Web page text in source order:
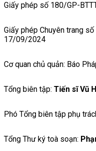
Giấy phép số 180/GP-
Giấy phép Chuyên trang
17/09/2024
Cơ quan chủ quản: Báo
Tổng biên tập: Tiến sĩ Vũ
Phó Tổng biên tập phụ
Tổng Thư ký toà soạn: